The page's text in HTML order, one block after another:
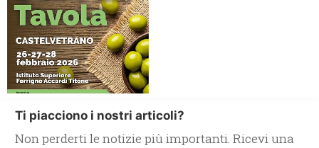
Ti piacciono i nostri articoli?
Non perderti le notizie più importanti. Ricevi una